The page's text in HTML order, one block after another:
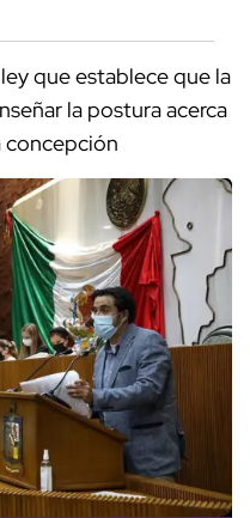
que establece que la
la postura acerca
concepción